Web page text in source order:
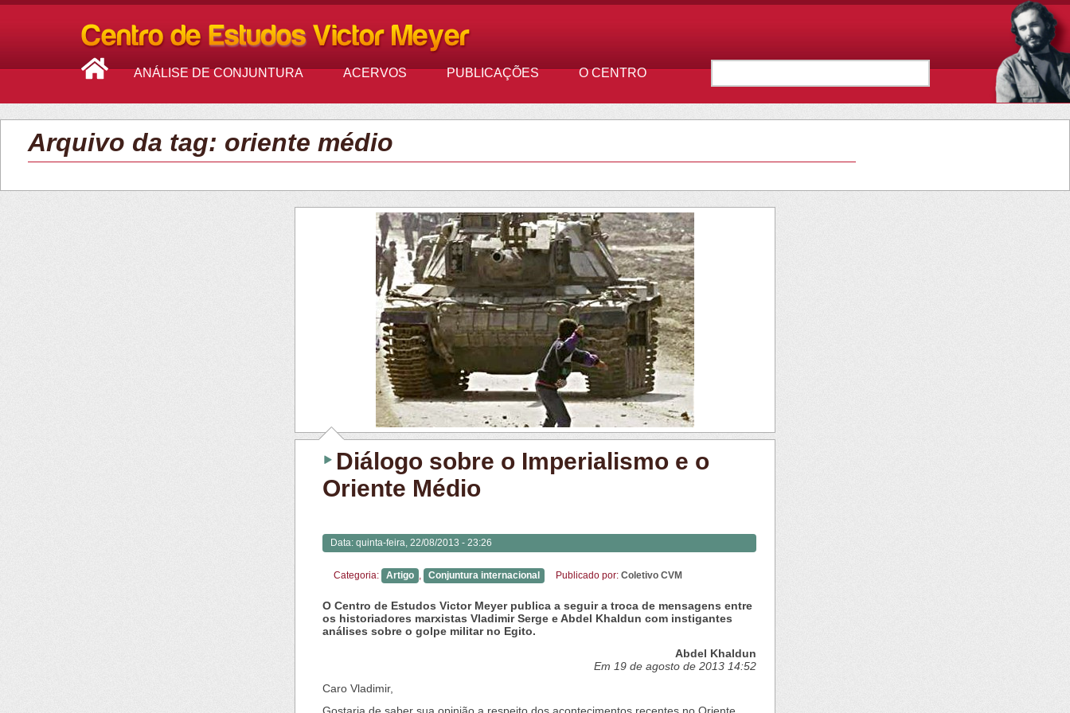
ANÁLISE DE CONJUNTURA ACERVOS PUBLICAÇÕES O CENTRO
Arquivo da tag: oriente médio
Diálogo sobre o Imperialismo e o
Oriente Médio
Data: quinta-feira, 22/08/2013 - 23:26
Categoria: Artigo Conjuntura internacional Publicado por: Coletivo CVM
O Centro de Estudos Victor Meyer publica a seguir a troca de mensagens entre
os historiadores marxistas Vladimir Serge e Abdel Khaldun com instigantes
análises sobre o golpe militar no Egito.
Abdel Khaldun
Em 19 de agosto de 2013 14:52
Caro Vladimir,
Gostaria de saber sua opinião a respeito dos acontecimentos recentes no Oriente